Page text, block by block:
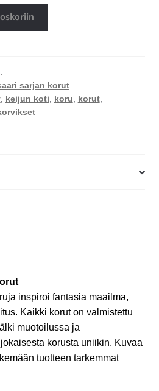
sarjan korut
, keijun koti, koru, korut,
inspiroi fantasia maailma,
Kaikki korut on valmistettu
muotoilussa ja
korusta uniikin. Kuvaa
tuotteen tarkemmat